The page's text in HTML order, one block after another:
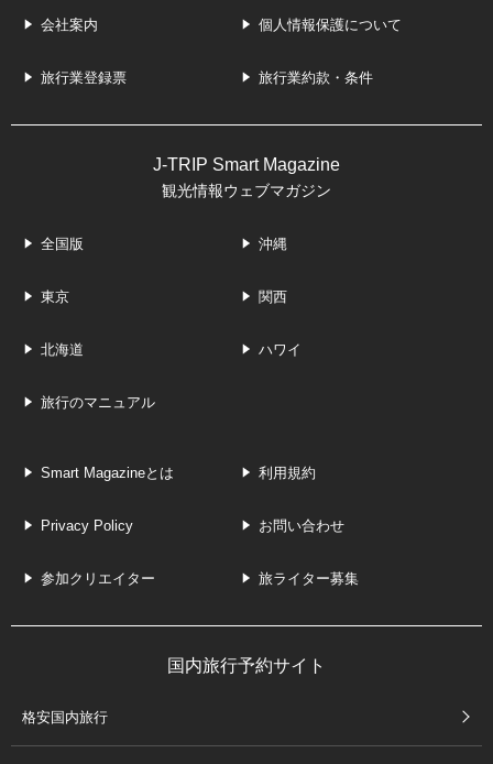
会社案内 個人情報保護について
旅行業登録票 旅行業約款・条件
J-TRIP Smart Magazine
観光情報ウェブマガジン
全国版 沖縄
東京 関西
北海道 ハワイ
旅行のマニュアル
Smart Magazineとは 利用規約
Privacy Policy お問い合わせ
参加クリエイター 旅ライター募集
国内旅行予約サイト
格安国内旅行